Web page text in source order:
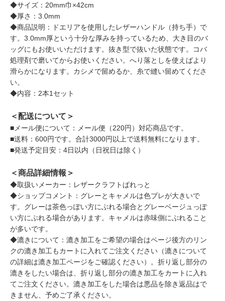
◆サイズ：20mm巾×42cm
◆厚さ：3.0mm
◆商品説明：ドエリアを使用したレザーハンドル（持ち手）で
す。3.0mm厚という十分な厚みを持っているため、大き目のバ
ッグにもお使いいただけます。抜き型で抜いた状態です。コバ
処理剤で磨いてからお使いください。へり落としを使えばより
滑らかになります。カシメで留めるか、糸で縫い留めてくださ
い。
◆内容：2本1セット
＜配送について＞
■メール便について：メール便（220円）対応商品です。
■送料：600円です。合計3000円以上で送料無料になります。
■発送予定目安：4日以内（日祝日は除く）
＜商品詳細情報＞
◆取扱いメーカー：レザークラフトぱれっと
◆ショップコメント：グレーとキャメルは色ブレが大きいで
す。グレーは茶色っぽい方にぶれる場合とグレーベージュっぽ
い方にぶれる場合があります。キャメルは赤味側にぶれること
が多いです。
◆漉きについて：漉き加工をご希望の場合はページ後方のリン
クの漉き加工もカートに入れてご注文ください（漉きについて
の詳細は漉き加工ページをご確認ください）。折り返し部分の
漉きをしたい場合は、折り返し部分の漉き加工をカートに入れ
てご注文ください。漉き加工をした場合は悪品を除き返品はで
きません、予めご了承ください。